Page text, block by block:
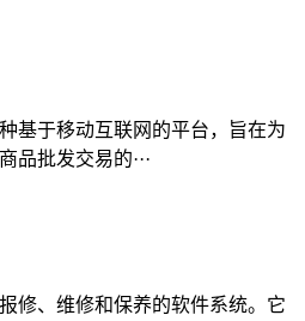
基于移动互联网的平台，旨在为
品批发交易的···
修、维修和保养的软件系统。它